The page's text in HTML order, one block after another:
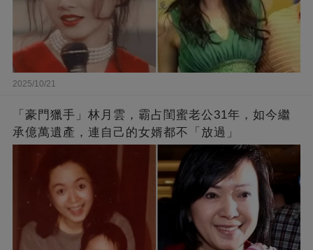
2025/10/21
「豪門獵手」林月雲，霸占閨蜜老公31年，如今繼
承億萬遺產，連自己的女婿都不「放過」